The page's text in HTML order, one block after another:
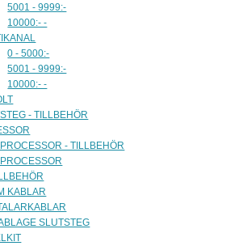
5001 - 9999:-
10000:- -
0 - 5000:-
5001 - 9999:-
10000:- -
- TILLBEHÖR
- TILLBEHÖR
KABLAR
SLUTSTEG